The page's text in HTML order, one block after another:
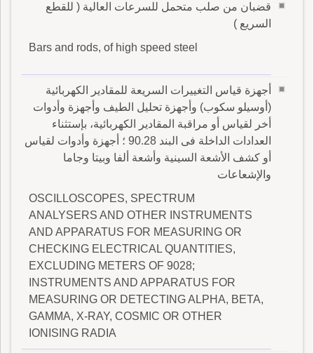
قضبان من صلب متحمل للسرعات العالية ( للقطع
السريع )
Bars and rods, of high speed steel
أجهزة قياس التغييرات السريعة للمقادير الكهربائية
(أوسيلو سكوب) وأجهزة تحليل الطيف وأجهزة وأدوات
أخر لقياس أو مراقبة المقادير الكهربائية، بإستثناء
العدادات الداخلة فى البند 90.28 ؛ أجهزة وأدوات لقياس
أو كشف الأشعة السينية وأشعة ألفا وبيتا وجاما
والإشعاعات
OSCILLOSCOPES, SPECTRUM
ANALYSERS AND OTHER INSTRUMENTS
AND APPARATUS FOR MEASURING OR
CHECKING ELECTRICAL QUANTITIES,
EXCLUDING METERS OF 9028;
INSTRUMENTS AND APPARATUS FOR
MEASURING OR DETECTING ALPHA, BETA,
GAMMA, X-RAY, COSMIC OR OTHER
IONISING RADIA